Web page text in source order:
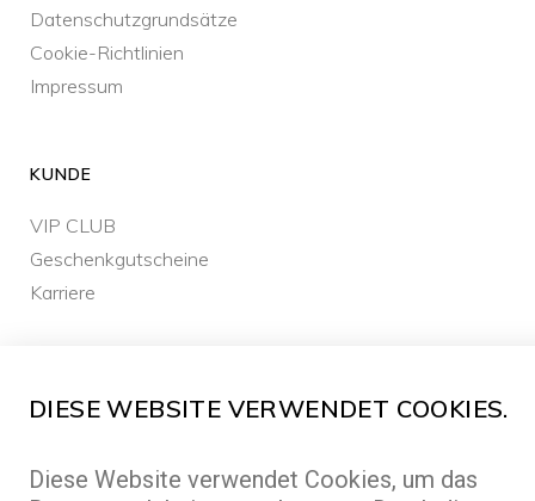
Datenschutzgrundsätze
Cookie-Richtlinien
Impressum
KUNDE
VIP CLUB
Geschenkgutscheine
Karriere
DIESE WEBSITE VERWENDET COOKIES.
Diese Website verwendet Cookies, um das